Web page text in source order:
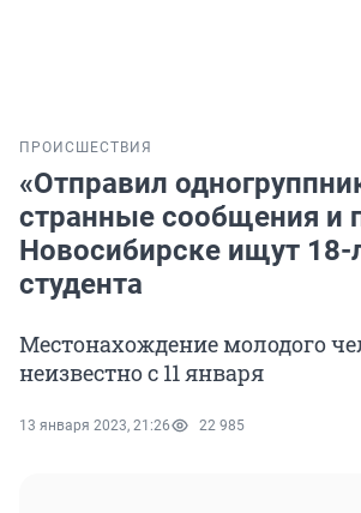
ПРОИСШЕСТВИЯ
«Отправил
странные сообщения и
Новосибирске ищут 18-
студента
Местонахождение молодого
неизвестно с 11 января
13 января 2023, 21:26 22 985